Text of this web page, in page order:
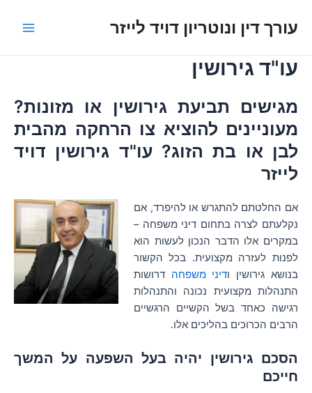
לתוכןעורך דין ונוטריון דויד לייזר
עו"ד גירושין
מגישים תביעת גירושין או מזונות?
מעוניינים להוציא צו הרחקה מהבית
לבן או בת הזוג? עו"ד גירושין דויד
לייזר
אם החלטתם להתגרש או להיפרד, אם
נקלעתם לצרה בתחום דיני משפחה –
במקרים אלו הדבר הנכון לעשות הוא
לפנות לעזרה מקצועית. בכל הקשור
בנושא גירושין ודיני משפחה דרושות
התנהלות מקצועית נכונה והתנהלות
רגישה כאחד בשל הקשיים הרגשיים
הרבים הכרוכים בהליכים אלו.
הסכם גירושין יהיה בעל השפעה על המשך
חייכם